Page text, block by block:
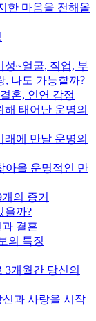
한 마음을 전해올
성~얼굴, 직업, 부
, 나도 가능할까?
혼, 인연 감정
태어난 운명의
에 만날 운명의
아올 운명적인 만
의 증거
을까?
결혼
의 특징
3개월간 당신의
과 사랑을 시작